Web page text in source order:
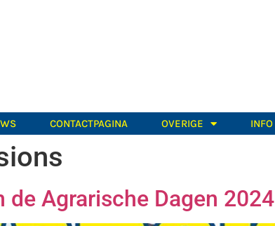
CONTACTPAGINA OVERIGE INFO
Agrarische Dagen 2024